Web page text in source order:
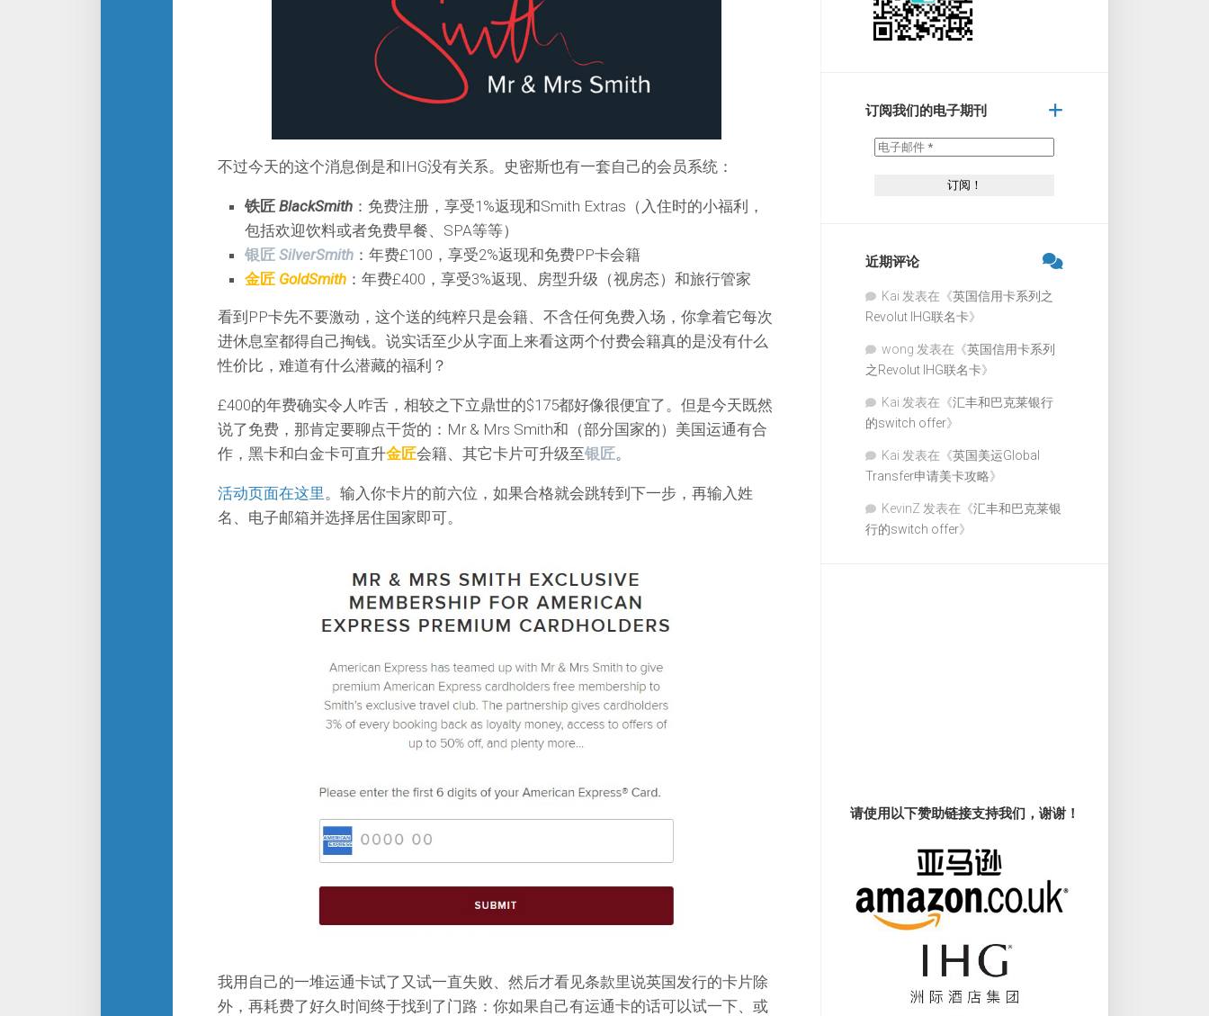
不过今天的这个消息倒是和IHG没有关系。史密斯也有一套自己的会员系统：
铁匠 BlackSmith ：免费注册，享受1%返现和Smith Extras（入住时的小福利，
包括欢迎饮料或者免费早餐、SPA等等）
银匠 SilverSmith ：年费£100，享受2%返现和免费PP卡会籍
金匠 GoldSmith ：年费£400，享受3%返现、房型升级（视房态）和旅行管家
看到PP卡先不要激动，这个送的纯粹只是会籍、不含任何免费入场，你拿着它每次
进休息室都得自己掏钱。说实话至少从字面上来看这两个付费会籍真的是没有什么
性价比，难道有什么潜藏的福利？
£400的年费确实令人咋舌，相较之下立鼎世的$175都好像很便宜了。但是今天既然
说了免费，那肯定要聊点干货的：Mr & Mrs Smith和（部分国家的）美国运通有合
作，黑卡和白金卡可直升金匠会籍、其它卡片可升级至银匠。
活动页面在这里。输入你卡片的前六位，如果合格就会跳转到下一步，再输入姓
名、电子邮箱并选择居住国家即可。
我用自己的一堆运通卡试了又试一直失败、然后才看见条款里说英国发行的卡片除
外，再耗费了好久时间终于找到了门路：你如果自己有运通卡的话可以试一下、或
订阅我们的电子期刊
近期评论
Kai 发表在《英国信用卡系列之
Revolut IHG联名卡》
wong 发表在《英国信用卡系列
之Revolut IHG联名卡》
Kai 发表在《汇丰和巴克莱银行
的switch offer》
Kai 发表在《英国美运Global
Transfer申请美卡攻略》
KevinZ 发表在《汇丰和巴克莱银
行的switch offer》
请使用以下赞助链接支持我们，谢谢！